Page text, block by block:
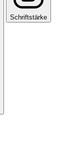
Schriftstärke